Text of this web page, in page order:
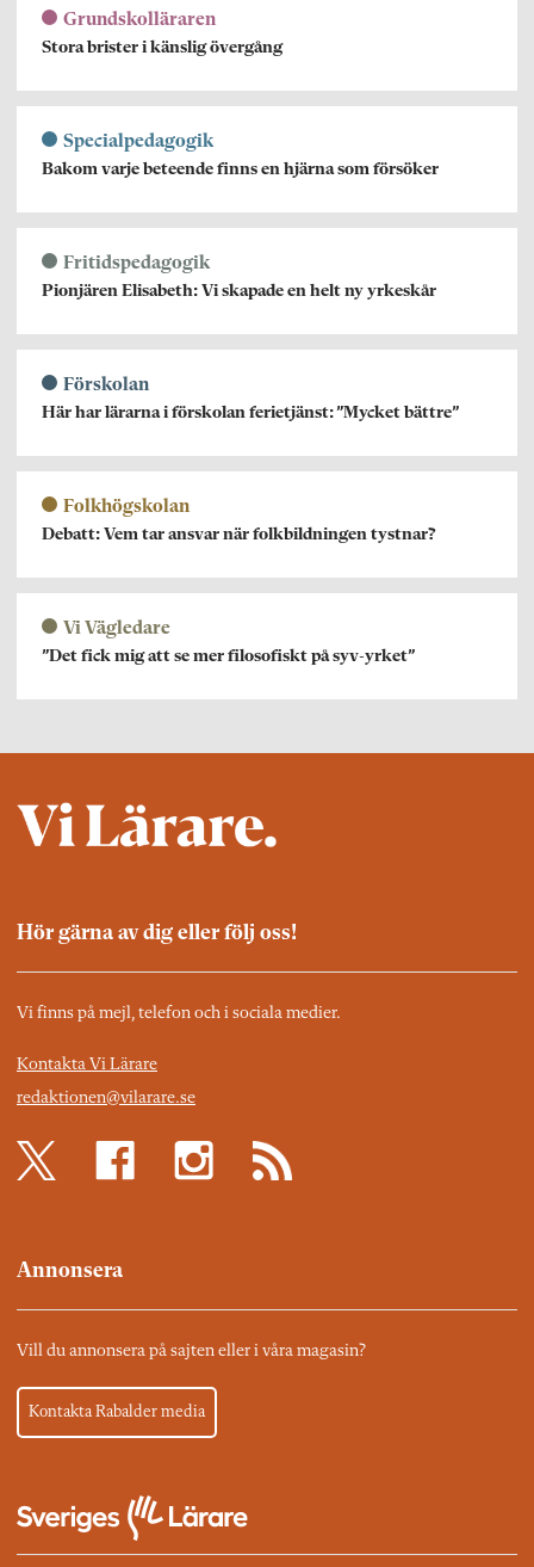
Grundskolläraren
Stora brister i känslig övergång
Specialpedagogik
Bakom varje beteende finns en hjärna som försöker
Fritidspedagogik
Pionjären Elisabeth: Vi skapade en helt ny yrkeskår
Förskolan
Här har lärarna i förskolan ferietjänst: ”Mycket bättre”
Folkhögskolan
Debatt: Vem tar ansvar när folkbildningen tystnar?
Vi Vägledare
”Det fick mig att se mer filosofiskt på syv-yrket”
Hör gärna av dig eller följ oss!
Vi finns på mejl, telefon och i sociala medier.
Kontakta Vi Lärare
redaktionen@vilarare.se
Annonsera
Vill du annonsera på sajten eller i våra magasin?
Kontakta Rabalder media